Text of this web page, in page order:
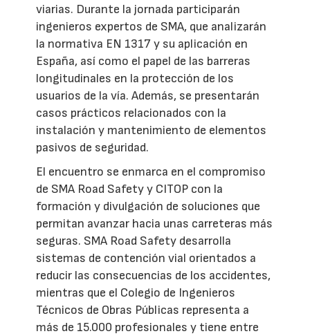
viarias. Durante la jornada participarán
ingenieros expertos de SMA, que analizarán
la normativa EN 1317 y su aplicación en
España, así como el papel de las barreras
longitudinales en la protección de los
usuarios de la vía. Además, se presentarán
casos prácticos relacionados con la
instalación y mantenimiento de elementos
pasivos de seguridad.
El encuentro se enmarca en el compromiso
de SMA Road Safety y CITOP con la
formación y divulgación de soluciones que
permitan avanzar hacia unas carreteras más
seguras. SMA Road Safety desarrolla
sistemas de contención vial orientados a
reducir las consecuencias de los accidentes,
mientras que el Colegio de Ingenieros
Técnicos de Obras Públicas representa a
más de 15.000 profesionales y tiene entre